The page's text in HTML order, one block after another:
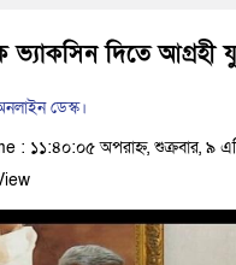
ভ্যাকসিন দিতে আগ্রহী
ডেস্ক।
: ১১:৪০:০৫ অপরাহ্ন, শুক্রবার, ৯